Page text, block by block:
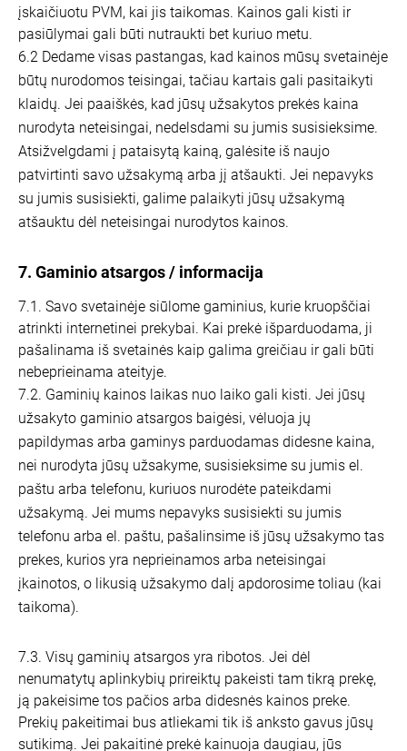
įskaičiuotu PVM, kai jis taikomas. Kainos gali kisti ir
pasiūlymai gali būti nutraukti bet kuriuo metu.
6.2 Dedame visas pastangas, kad kainos mūsų svetainėje
būtų nurodomos teisingai, tačiau kartais gali pasitaikyti
klaidų. Jei paaiškės, kad jūsų užsakytos prekės kaina
nurodyta neteisingai, nedelsdami su jumis susisieksime.
Atsižvelgdami į pataisytą kainą, galėsite iš naujo
patvirtinti savo užsakymą arba jį atšaukti. Jei nepavyks
su jumis susisiekti, galime palaikyti jūsų užsakymą
atšauktu dėl neteisingai nurodytos kainos.
7. Gaminio atsargos / informacija
7.1. Savo svetainėje siūlome gaminius, kurie kruopščiai
atrinkti internetinei prekybai. Kai prekė išparduodama, ji
pašalinama iš svetainės kaip galima greičiau ir gali būti
nebeprieinama ateityje.
7.2. Gaminių kainos laikas nuo laiko gali kisti. Jei jūsų
užsakyto gaminio atsargos baigėsi, vėluoja jų
papildymas arba gaminys parduodamas didesne kaina,
nei nurodyta jūsų užsakyme, susisieksime su jumis el.
paštu arba telefonu, kuriuos nurodėte pateikdami
užsakymą. Jei mums nepavyks susisiekti su jumis
telefonu arba el. paštu, pašalinsime iš jūsų užsakymo tas
prekes, kurios yra neprieinamos arba neteisingai
įkainotos, o likusią užsakymo dalį apdorosime toliau (kai
taikoma).
7.3. Visų gaminių atsargos yra ribotos. Jei dėl
nenumatytų aplinkybių prireiktų pakeisti tam tikrą prekę,
ją pakeisime tos pačios arba didesnės kainos preke.
Prekių pakeitimai bus atliekami tik iš anksto gavus jūsų
sutikimą. Jei pakaitinė prekė kainuoja daugiau, jūs